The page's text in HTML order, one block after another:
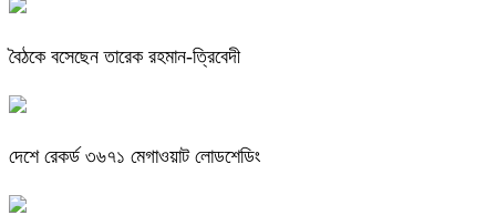
বৈঠকে বসেছেন তারেক রহমান-ত্রিবেদী
দেশে রেকর্ড ৩৬৭১ মেগাওয়াট লোডশেডিং